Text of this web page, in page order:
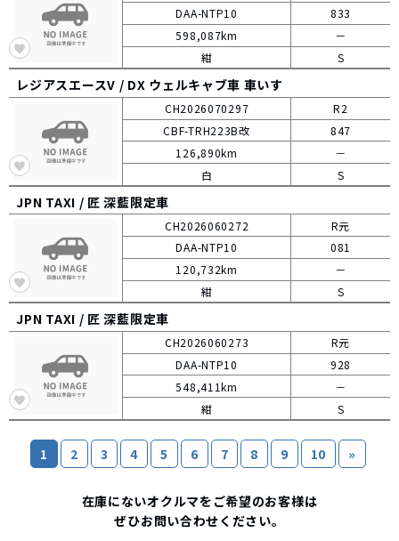
DAA-NTP10
833
－
598,087km
紺
S
レジアスエースV / DX ウェルキャブ車 車いす
CH2026070297
R2
CBF-TRH223B改
847
－
126,890km
白
S
JPN TAXI / 匠 深藍限定車
CH2026060272
R元
DAA-NTP10
081
－
120,732km
紺
S
JPN TAXI / 匠 深藍限定車
CH2026060273
R元
DAA-NTP10
928
－
548,411km
紺
S
1 2 3 4 5 6 7 8 9 10 »
在庫にないオクルマをご希望のお客様は
ぜひお問い合わせください。